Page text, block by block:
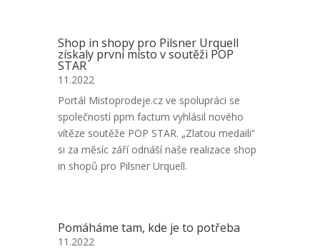
Shop in shopy pro Pilsner Urquell
získaly první místo v soutěži POP
STAR
11.2022
Portál Mistoprodeje.cz ve spolupráci se
společností ppm factum vyhlásil nového
vítěze soutěže POP STAR. „Zlatou medaili“
si za měsíc září odnáší naše realizace shop
in shopů pro Pilsner Urquell.
Pomáháme tam, kde je to potřeba
11.2022